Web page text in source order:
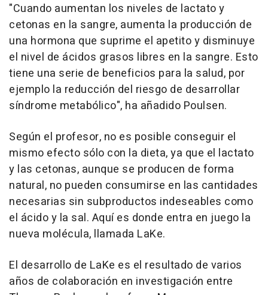
"Cuando aumentan los niveles de lactato y
cetonas en la sangre, aumenta la producción de
una hormona que suprime el apetito y disminuye
el nivel de ácidos grasos libres en la sangre. Esto
tiene una serie de beneficios para la salud, por
ejemplo la reducción del riesgo de desarrollar
síndrome metabólico", ha añadido Poulsen.
Según el profesor, no es posible conseguir el
mismo efecto sólo con la dieta, ya que el lactato
y las cetonas, aunque se producen de forma
natural, no pueden consumirse en las cantidades
necesarias sin subproductos indeseables como
el ácido y la sal. Aquí es donde entra en juego la
nueva molécula, llamada LaKe.
El desarrollo de LaKe es el resultado de varios
años de colaboración en investigación entre